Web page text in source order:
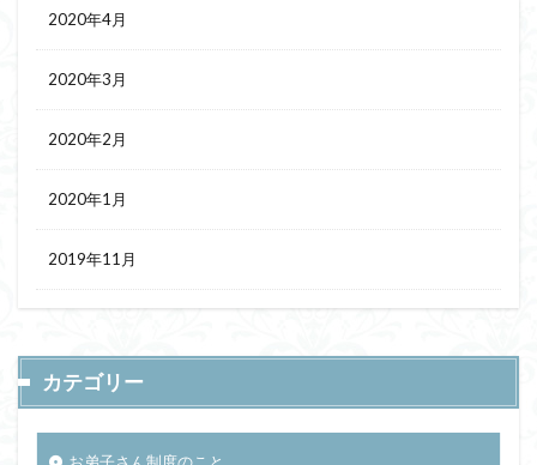
2020年4月
2020年3月
2020年2月
2020年1月
2019年11月
カテゴリー